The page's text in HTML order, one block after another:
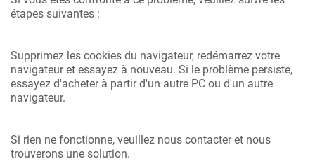
étapes suivantes :
Supprimez les cookies du navigateur, redémarrez votre
navigateur et essayez à nouveau. Si le problème persiste,
essayez d'acheter à partir d'un autre PC ou d'un autre
navigateur.
Si rien ne fonctionne, veuillez nous contacter et nous
trouverons une solution.